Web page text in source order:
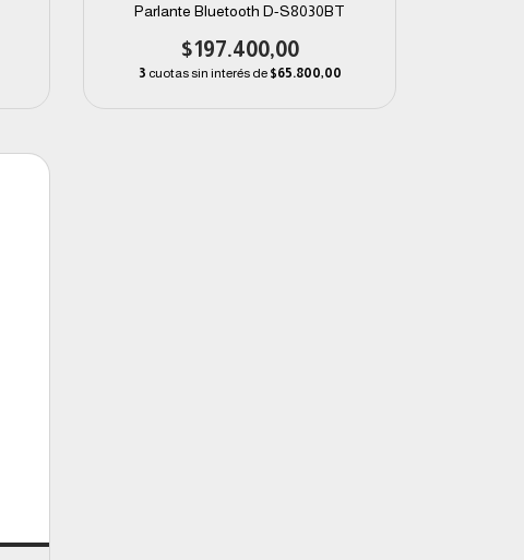
Parlante Bluetooth D-S8030BT
$197.400,00
3 cuotas sin interés de $65.800,00